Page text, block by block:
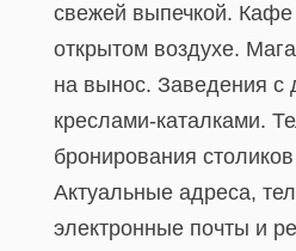
свежей выпечкой. Кафе
открытом воздухе.
на вынос. Заведения с
креслами-каталками.
бронирования
Актуальные адреса,
электронные почты и